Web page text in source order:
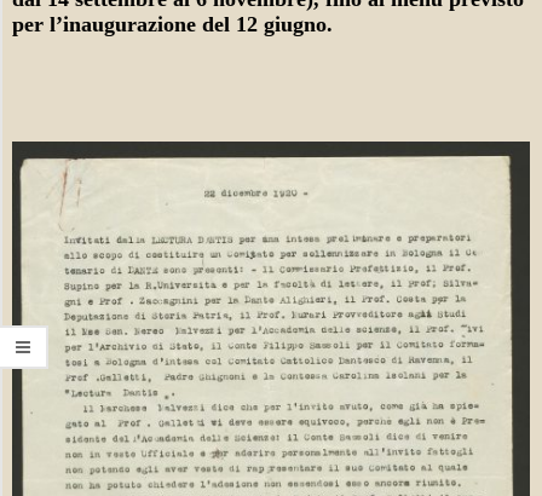
O
L
1
per l’inaugurazione del 12 giugno.